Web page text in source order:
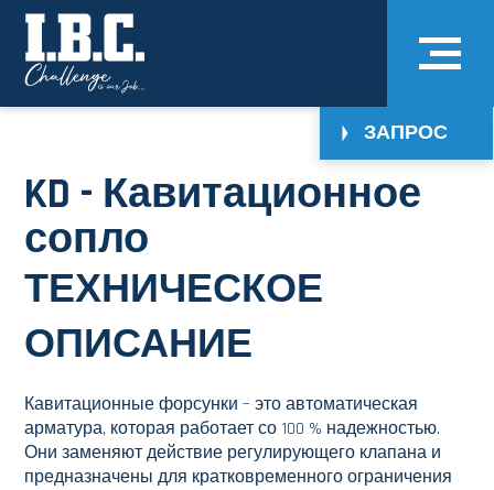
ЗАПРОС
KD - Кавитационное
сопло
ТЕХНИЧЕСКОЕ
ОПИСАНИЕ
Кавитационные форсунки – это автоматическая
арматура, которая работает со 100 % надежностью.
Они заменяют действие регулирующего клапана и
предназначены для кратковременного ограничения